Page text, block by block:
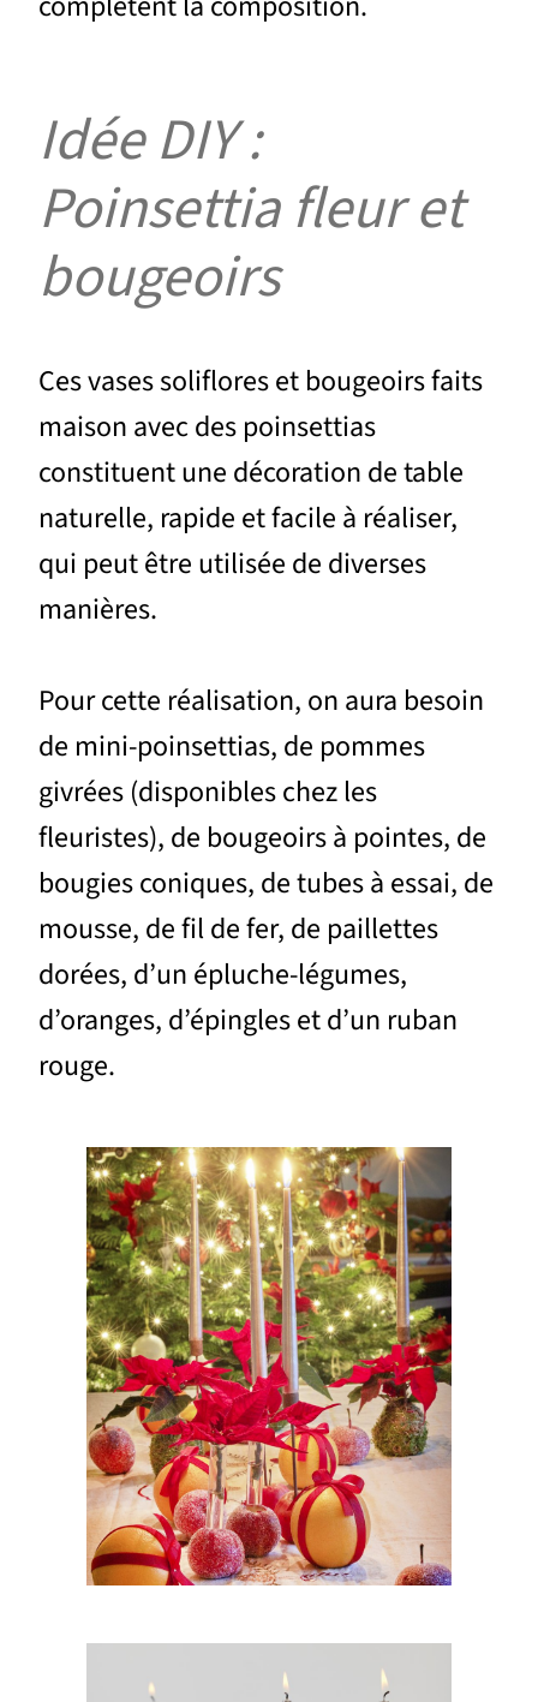
Idée DIY :
Poinsettia fleur et
bougeoirs
Ces vases soliflores et bougeoirs faits
maison avec des poinsettias
constituent une décoration de table
naturelle, rapide et facile à réaliser,
qui peut être utilisée de diverses
manières.
Pour cette réalisation, on aura besoin
de mini-poinsettias, de pommes
givrées (disponibles chez les
fleuristes), de bougeoirs à pointes, de
bougies coniques, de tubes à essai, de
mousse, de fil de fer, de paillettes
dorées, d’un épluche-légumes,
d’oranges, d’épingles et d’un ruban
rouge.